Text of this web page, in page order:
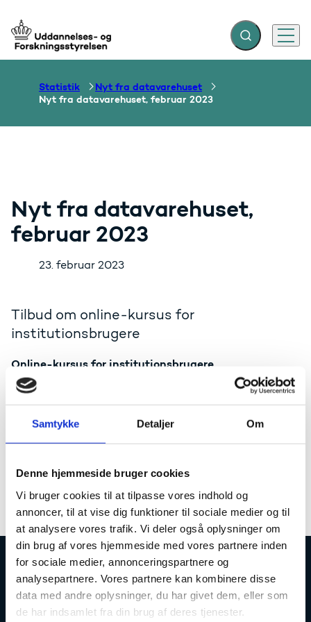
Samtykke Detaljer Om
Denne hjemmeside bruger cookies
Vi bruger cookies til at tilpasse vores indhold og
annoncer, til at vise dig funktioner til sociale medier og til
at analysere vores trafik. Vi deler også oplysninger om
din brug af vores hjemmeside med vores partnere inden
for sociale medier, annonceringspartnere og
analysepartnere. Vores partnere kan kombinere disse
data med andre oplysninger, du har givet dem, eller som
de har indsamlet fra din brug af deres tjenester.
Gå til forsiden Fold søgefelt ud
Menu
Statistik
Nyt fra datavarehuset
Nyt fra datavarehuset, februar 2023
Nyt fra datavarehuset,
februar 2023
23. februar 2023
Tilbud om online-kursus for
institutionsbrugere
Online-kursus for institutionsbrugere
Vi afholder kursus for brugere på
uddannelsesinstitutionerne onsdag den 29. marts kl.
12-16. Deltagelsen i et kursus er en forudsætning for at
få adgang til datavarehuset (excel-delen).
Tilmelding til kurset sendes tildvh@ufm.dksenest
uddannelsesinstitution, email og mobiltelefonnr. (skal
kunne modtage flash-sms, derfor ikke Skype eller
Uddannelses- og Forskningsstyrelsen